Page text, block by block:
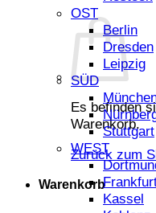
Es befinden
Warenkorb.
Zurück zum
Warenkorb
OST
Berlin
Dresden
Leipzig
SÜD
Stuttgart
WEST
Kassel